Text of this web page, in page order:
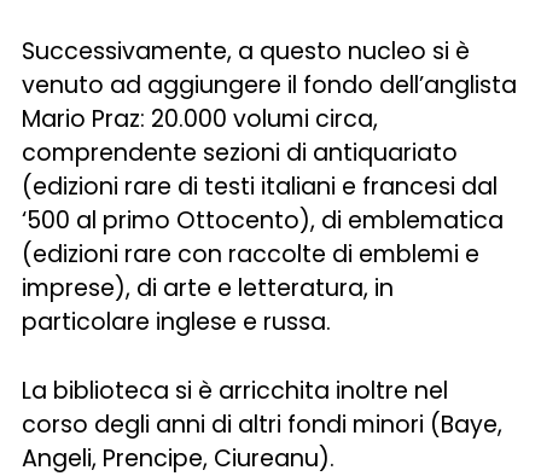
Successivamente, a questo nucleo si è
venuto ad aggiungere il fondo dell’anglista
Mario Praz: 20.000 volumi circa,
comprendente sezioni di antiquariato
(edizioni rare di testi italiani e francesi dal
‘500 al primo Ottocento), di emblematica
(edizioni rare con raccolte di emblemi e
imprese), di arte e letteratura, in
particolare inglese e russa.
La biblioteca si è arricchita inoltre nel
corso degli anni di altri fondi minori (Baye,
Angeli, Prencipe, Ciureanu).